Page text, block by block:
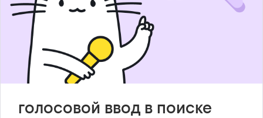
голосовой ввод в поиске